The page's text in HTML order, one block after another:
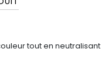
tout en neutralisant